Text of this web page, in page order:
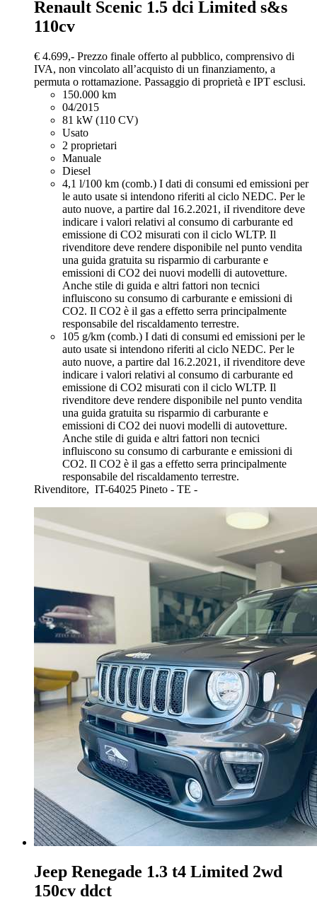
Renault Scenic 1.5 dci Limited s&s
110cv
€ 4.699,- Prezzo finale offerto al pubblico, comprensivo di
IVA, non vincolato all’acquisto di un finanziamento, a
permuta o rottamazione. Passaggio di proprietà e IPT esclusi.
150.000 km
04/2015
81 kW (110 CV)
Usato
2 proprietari
Manuale
Diesel
4,1 l/100 km (comb.) I dati di consumi ed emissioni per
le auto usate si intendono riferiti al ciclo NEDC. Per le
auto nuove, a partire dal 16.2.2021, iI rivenditore deve
indicare i valori relativi al consumo di carburante ed
emissione di CO2 misurati con il ciclo WLTP. Il
rivenditore deve rendere disponibile nel punto vendita
una guida gratuita su risparmio di carburante e
emissioni di CO2 dei nuovi modelli di autovetture.
Anche stile di guida e altri fattori non tecnici
influiscono su consumo di carburante e emissioni di
CO2. Il CO2 è il gas a effetto serra principalmente
responsabile del riscaldamento terrestre.
105 g/km (comb.) I dati di consumi ed emissioni per le
auto usate si intendono riferiti al ciclo NEDC. Per le
auto nuove, a partire dal 16.2.2021, iI rivenditore deve
indicare i valori relativi al consumo di carburante ed
emissione di CO2 misurati con il ciclo WLTP. Il
rivenditore deve rendere disponibile nel punto vendita
una guida gratuita su risparmio di carburante e
emissioni di CO2 dei nuovi modelli di autovetture.
Anche stile di guida e altri fattori non tecnici
influiscono su consumo di carburante e emissioni di
CO2. Il CO2 è il gas a effetto serra principalmente
responsabile del riscaldamento terrestre.
Rivenditore, IT-64025 Pineto - TE -
Jeep Renegade 1.3 t4 Limited 2wd
150cv ddct